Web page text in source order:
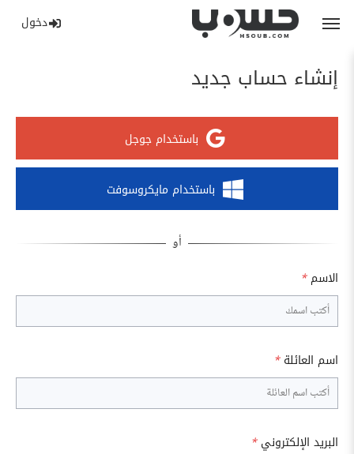
دخول
إنشاء حساب جديد
باستخدام جوجل
باستخدام مايكروسوفت
الاسم *
اسم العائلة *
البريد الإلكتروني *